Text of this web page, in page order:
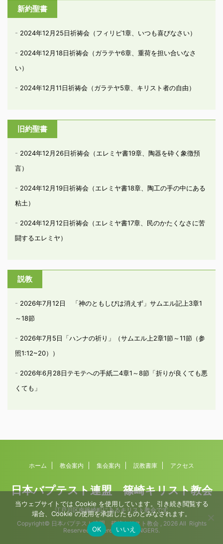
新約聖書
2024年12月25日祈祷会（フィリピ1章、いつも喜びなさい）
2024年12月18日祈祷会（ガラテヤ6章、重荷を担い合いなさ
い）
2024年12月11日祈祷会（ガラテヤ5章、キリスト者の自由）
旧約聖書
2024年12月26日祈祷会（エレミヤ書19章、陶器を砕く象徴預
言）
2024年12月19日祈祷会（エレミヤ書18章、陶工の手の中にある
粘土）
2024年12月12日祈祷会（エレミヤ書17章、民のかたくなさに苦
闘するエレミヤ）
説教
2026年7月12日 「神のともしびは消えず」サムエル記上3章1
～18節
2026年7月5日「ハンナの祈り」（サムエル上2章1節～11節（参
照1:12~20））
2026年6月28日テモテへの手紙二4章1～8節「折りが良くても悪
くても」
ホーム 教会案内 集会案内 説教書庫 アクセス
日本バプテスト連盟 篠崎キリスト教会
江戸川区南篠崎町にあるキリスト教会です
Copyright© 日本バプテスト連盟 篠崎キリスト教会 , 2026 All Rights
Reserved Powered byAFFINGER5.
当ウェブサイトでは Cookie を使用しています。引き続き閲覧する
場合、Cookie の使用を承諾したものとみなされます。
OK
いいえ